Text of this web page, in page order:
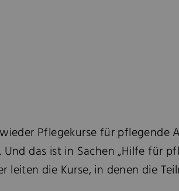
Pflegekurse für pflegende
das ist in Sachen „Hilfe für
leiten die Kurse, in denen die